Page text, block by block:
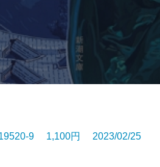
9 1,100円 2023/02/25